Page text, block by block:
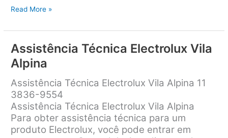
Assistência
Electrolux
Jardim
Avelino
Read More »
Assistência Técnica Electrolux Vila
Alpina
Assistência Técnica Electrolux Vila Alpina 11
3836-9554
Assistência Técnica Electrolux Vila Alpina
Para obter assistência técnica para um
produto Electrolux, você pode entrar em